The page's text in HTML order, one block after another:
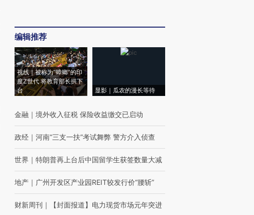
编辑推荐
视线｜被称为“蟑螂”的印
度Z世代 将教育部长拱下
台
显影｜瓜农的漫长等待
金融 ｜ 境外收入征税 保险收益缴交已启动
政经 ｜ 河南“三支一扶”考试舞弊 警方介入侦查
世界 ｜ 特朗普再上台后中国留学生获签数量大减
地产 ｜ 广州开发区产业园REIT较发行价“腰斩”
财新周刊 ｜ 【封面报道】电力现货市场元年突进